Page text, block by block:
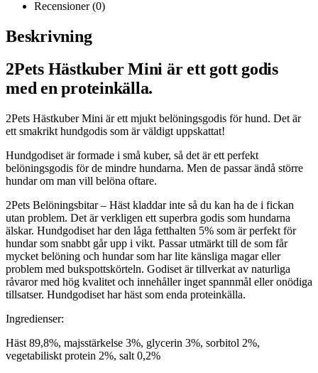
Recensioner (0)
Beskrivning
2Pets Hästkuber Mini är ett gott godis
med en proteinkälla.
2Pets Hästkuber Mini är ett mjukt belöningsgodis för hund. Det är
ett smakrikt hundgodis som är väldigt uppskattat!
Hundgodiset är formade i små kuber, så det är ett perfekt
belöningsgodis för de mindre hundarna. Men de passar ändå större
hundar om man vill belöna oftare.
2Pets Belöningsbitar – Häst kladdar inte så du kan ha de i fickan
utan problem. Det är verkligen ett superbra godis som hundarna
älskar. Hundgodiset har den låga fetthalten 5% som är perfekt för
hundar som snabbt går upp i vikt. Passar utmärkt till de som får
mycket belöning och hundar som har lite känsliga magar eller
problem med bukspottskörteln. Godiset är tillverkat av naturliga
råvaror med hög kvalitet och innehåller inget spannmål eller onödiga
tillsatser. Hundgodiset har häst som enda proteinkälla.
Ingredienser:
Häst 89,8%, majsstärkelse 3%, glycerin 3%, sorbitol 2%,
vegetabiliskt protein 2%, salt 0,2%